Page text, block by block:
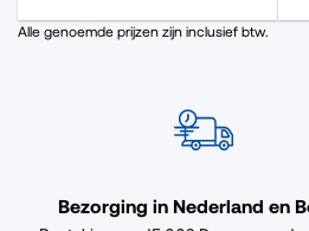
Alle genoemde prijzen zijn inclusief btw.
Bezorging in Nederland en